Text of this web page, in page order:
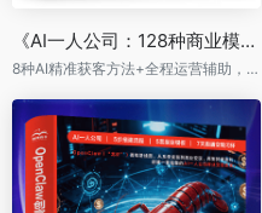
《AI一人公司：128种商业模式与盈利实操》
8种AI精准获客方法+全程运营辅助，让你一个人活成一支团队